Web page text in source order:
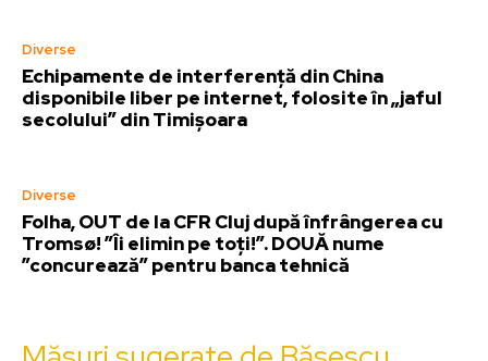
Diverse
Echipamente de interferență din China
disponibile liber pe internet, folosite în „jaful
secolului” din Timișoara
Diverse
Folha, OUT de la CFR Cluj după înfrângerea cu
Tromsø! ”Îi elimin pe toți!”. DOUĂ nume
”concurează” pentru banca tehnică